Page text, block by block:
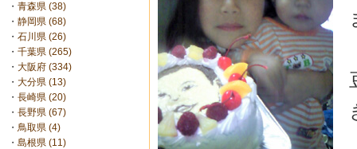
・ 青森県 (38)
・ 静岡県 (68)
・ 石川県 (26)
・ 千葉県 (265)
・ 大阪府 (334)
・ 大分県 (13)
・ 長崎県 (20)
・ 長野県 (67)
・ 鳥取県 (4)
・ 島根県 (11)